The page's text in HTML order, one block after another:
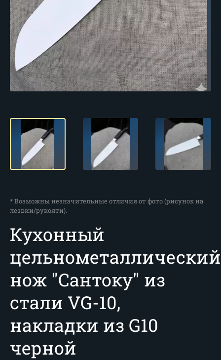
* Возможны незначительные отличия от фото (рисунок на
лезвии/рукояти).
Кухонный
цельнометаллический
нож "Сантоку" из
стали VG-10,
накладки из G10
черной